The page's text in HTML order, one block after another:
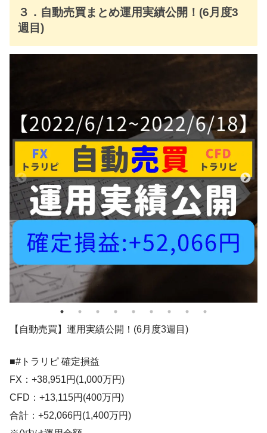
３．自動売買まとめ運用実績公開！(6月度3
週目)
【自動売買】運用実績公開！(6月度3週目)
■#トラリピ 確定損益
FX：+38,951円(1,000万円)
CFD：+13,115円(400万円)
合計：+52,066円(1,400万円)